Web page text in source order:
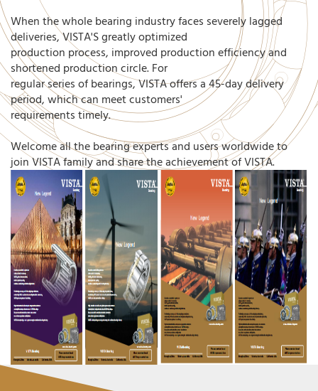
When the whole bearing industry faces severely lagged
deliveries, VISTA'S greatly optimized
production process, improved production efficiency and
shortened production circle. For
regular series of bearings, VISTA offers a 45-day delivery
period, which can meet customers'
requirements timely.
Welcome all the bearing experts and users worldwide to
join VISTA family and share the achievement of VISTA.